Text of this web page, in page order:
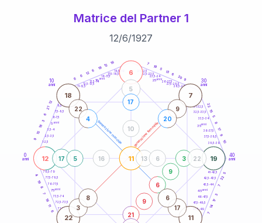
Matrice del Partner 1
12/6/1927
generazione maschile generazione femminile
0
anni
10
anni
30
anni
40
anni
1-2,5
2,5-3,5
3,5-4
6-7,5
7,5-8,5
8,5-9
11-12,5
12,5-13,5
13,5-14
16-17,5
17,5-18,5
18,5-19
21-22,5
22,5-23,5
23,5-24
26-27,5
27,5-28,5
28,5-29
31-32,5
32,5-33,5
33,5-34
36-37,5
37,5-38,5
38,5-39
41-42,5
42,5-43,5
43,5-44
46-47,5
47,5-48,5
48,5-49
71-72,5
72,5-73,5
73,5-74
76-77,5
77,5-78,5
78,5-79
9
15
18
3
6
21
12
6
6
12
6
18 12
18 7
19 5
13
6
20
9
22
15
5
8
17
9
10
5
22
7
3
17
14
7
6
11
18
7
8
19
4
12
6
19
11
18 7
22 11
21
9
6
9
3
17
5
22
5
17
13 6
16
10
22
4
9
20
3
8
17
6
5anni
15 anni 25anni
35anni
45anni
75anni